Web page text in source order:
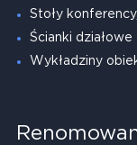
Stoły
Ścianki działowe
Wykładziny